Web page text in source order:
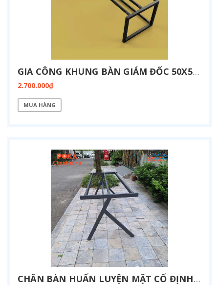
GIA CÔNG KHUNG BÀN GIÁM ĐỐC 50X50 KT 900X2400 SP3122
2.700.000₫
MUA HÀNG
CHÂN BÀN HUẤN LUYỆN MẶT CỐ ĐỊNH KT 800X1900-FZ13-1900